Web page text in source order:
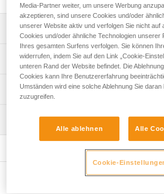
Leistungsverzeichnis
Geeignet für die Stirnlampen DUO
(E103AA00), DUO Z2 (E80AHB)
Technische Spezifikationen
Zugrundeliegende Spezifikationen
Garantie : 3 Jahre
Verpackung : 1
Technische Informationen
COMPATIBILITY
Wartung
Media-Partner weiter, um unsere Werbung
akzeptieren, sind unsere Cookies und/oder
unserer Website aktiv und verfolgen Sie nicht auf
Cookies und/oder ähnliche Technologien unserer
Ihres gesamten Surfens verfolgen. Sie können
widerrufen, indem Sie auf den Link „Cookie-
unteren Rand der Website befindet. Die
Cookies kann Ihre Benutzererfahrung
Umständen wird eine solche Ablehnung Sie
zuzugreifen.
Alle ablehnen Alle
Cookie-